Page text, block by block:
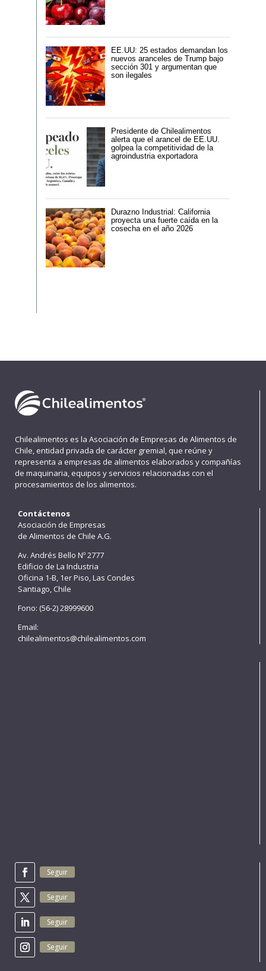
EE.UU: 25 estados demandan los
nuevos aranceles de Trump bajo
sección 301 y argumentan que
son ilegales
Presidente de Chilealimentos
alerta que el arancel de EE.UU.
golpea la competitividad de la
agroindustria exportadora
Durazno Industrial: California
proyecta una fuerte caída en la
cosecha en el año 2026
Chilealimentos es la Asociación de Empresas de Alimentos de
Chile, entidad privada de carácter gremial, que reúne y
representa a empresas de alimentos elaborados y compañías
de maquinaria, equipos y servicios relacionadas con el
procesamientos de los alimentos.
Contáctenos
Asociación de Empresas
de Alimentos de Chile A.G.
Av. Andrés Bello Nº 2777
Edificio de La Industria
Oficina 1-B, 1er Piso, Las Condes
Santiago, Chile
Fono: (56-2) 28999600
Email:
chilealimentos@chilealimentos.com
Seguir
Seguir
Seguir
Seguir